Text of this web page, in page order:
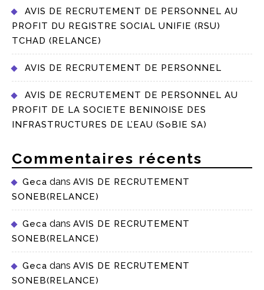
AVIS DE RECRUTEMENT DE PERSONNEL AU
PROFIT DU REGISTRE SOCIAL UNIFIE (RSU)
TCHAD (RELANCE)
AVIS DE RECRUTEMENT DE PERSONNEL
AVIS DE RECRUTEMENT DE PERSONNEL AU
PROFIT DE LA SOCIETE BENINOISE DES
INFRASTRUCTURES DE L’EAU (SoBIE SA)
Commentaires récents
Geca dans AVIS DE RECRUTEMENT
SONEB(RELANCE)
Geca dans AVIS DE RECRUTEMENT
SONEB(RELANCE)
Geca dans AVIS DE RECRUTEMENT
SONEB(RELANCE)